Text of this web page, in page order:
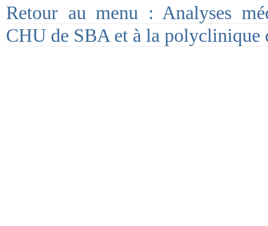
Retour au menu : Analyses
CHU de SBA et à la